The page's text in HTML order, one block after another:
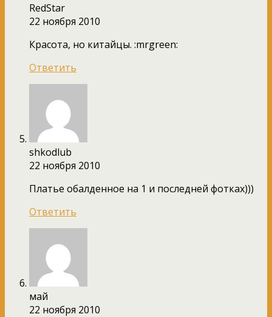
RedStar
22 ноября 2010
Красота, но китайцы. :mrgreen:
Ответить
shkodlub
22 ноября 2010
Платье обалденное на 1 и последней фотках)))
Ответить
май
22 ноября 2010